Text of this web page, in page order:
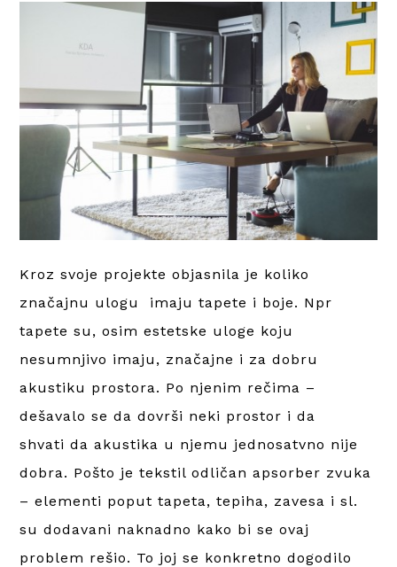
Kroz svoje projekte objasnila je koliko
značajnu ulogu imaju tapete i boje. Npr
tapete su, osim estetske uloge koju
nesumnjivo imaju, značajne i za dobru
akustiku prostora. Po njenim rečima –
dešavalo se da dovrši neki prostor i da
shvati da akustika u njemu jednosatvno nije
dobra. Pošto je tekstil odličan apsorber zvuka
– elementi poput tapeta, tepiha, zavesa i sl.
su dodavani naknadno kako bi se ovaj
problem rešio. To joj se konkretno dogodilo